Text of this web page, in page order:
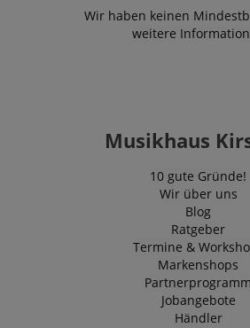
Wir haben keinen
weitere
Musikhaus
10 gute Gründe!
Wir über uns
Blog
Ratgeber
Termine &
Markenshops
Partnerprogramm
Jobangebote
Händler